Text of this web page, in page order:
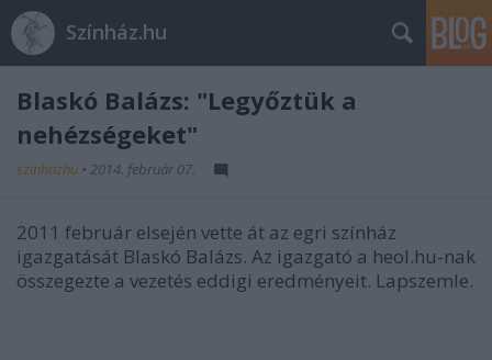
Színház.hu
Blaskó Balázs: "Legyőztük a
nehézségeket"
szinhazhu • 2014. február 07.
2011 február elsején vette át az egri színház
igazgatását Blaskó Balázs. Az igazgató a heol.hu-nak
összegezte a vezetés eddigi eredményeit. Lapszemle.